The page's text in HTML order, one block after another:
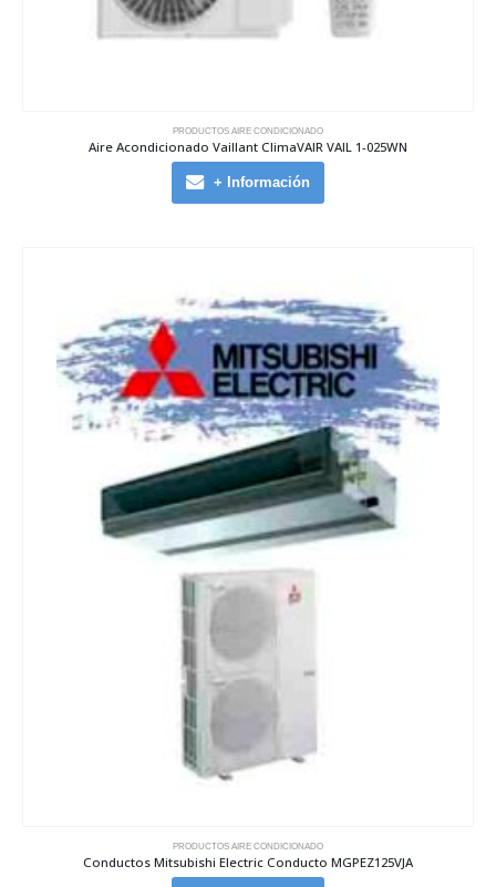
PRODUCTOS AIRE CONDICIONADO
Aire Acondicionado Vaillant ClimaVAIR VAIL 1-025WN
+ Información
PRODUCTOS AIRE CONDICIONADO
Conductos Mitsubishi Electric Conducto MGPEZ125VJA